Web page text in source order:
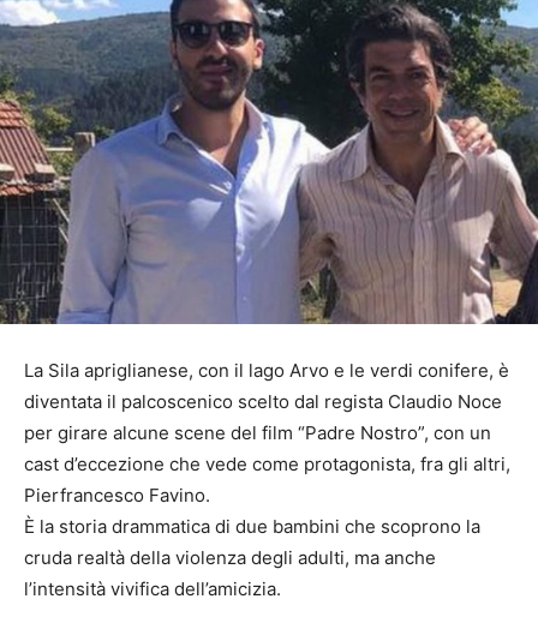
La Sila apriglianese, con il lago Arvo e le verdi conifere, è
diventata il palcoscenico scelto dal regista Claudio Noce
per girare alcune scene del film “Padre Nostro”, con un
cast d’eccezione che vede come protagonista, fra gli altri,
Pierfrancesco Favino.
È la storia drammatica di due bambini che scoprono la
cruda realtà della violenza degli adulti, ma anche
l’intensità vivifica dell’amicizia.